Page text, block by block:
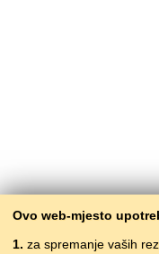
Ovo web-mjesto
1. za spremanje vaših